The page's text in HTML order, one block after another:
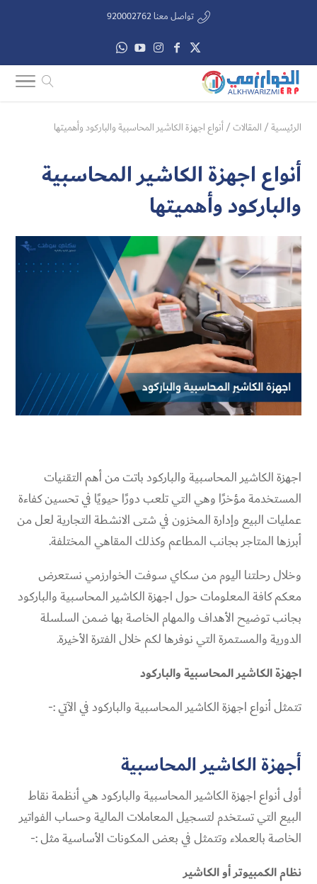
تواصل معنا 920002762
الرئيسية/ المقالات/أنواع اجهزة الكاشير المحاسبية والباركود وأهميتها
أنواع اجهزة الكاشير المحاسبية
والباركود وأهميتها
اجهزة الكاشير المحاسبية والباركود باتت من أهم التقنيات
المستخدمة مؤخرًا وهي التي تلعب دورًا حيويًا في تحسين كفاءة
عمليات البيع وإدارة المخزون في شتى الانشطة التجارية لعل من
أبرزها المتاجر بجانب المطاعم وكذلك المقاهي المختلفة.
وخلال رحلتنا اليوم من سكاي سوفت الخوارزمي نستعرض
معكم كافة المعلومات حول اجهزة الكاشير المحاسبية والباركود
بجانب توضيح الأهداف والمهام الخاصة بها ضمن السلسلة
الدورية والمستمرة التي نوفرها لكم خلال الفترة الأخيرة.
اجهزة الكاشير المحاسبية والباركود
تتمثل أنواع اجهزة الكاشير المحاسبية والباركود في الآتي :-
أجهزة الكاشير المحاسبية
أولى أنواع اجهزة الكاشير المحاسبية والباركود هي أنظمة نقاط
البيع التي تستخدم لتسجيل المعاملات المالية وحساب الفواتير
الخاصة بالعملاء وتتمثل في بعض المكونات الأساسية مثل :-
نظام الكمبيوتر أو الكاشير